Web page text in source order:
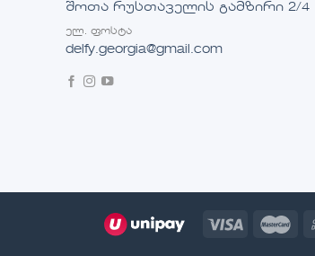
შოთა რუსთაველის გამზირი 2/4
ელ. ფოსტა
delfy.georgia@gmail.com